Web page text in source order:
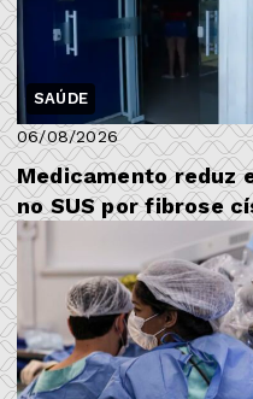
SAÚDE
06/08/2026
Medicamento reduz
no SUS por fibrose